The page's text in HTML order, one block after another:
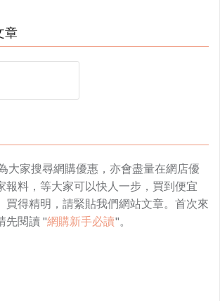
章
大家搜尋網購優惠，亦會盡量在網店優
報料，等大家可以快人一步，買到便宜
買得精明，請緊貼我們網站文章。首次來
先閱讀 "網購新手必讀"。